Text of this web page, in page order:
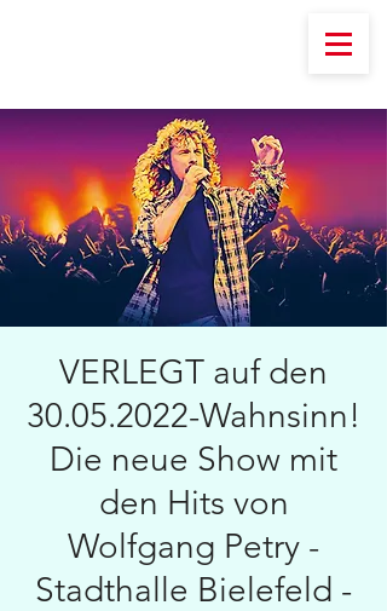
VERLEGT auf den
30.05.2022-Wahnsinn!
Die neue Show mit
den Hits von
Wolfgang Petry -
Stadthalle Bielefeld -